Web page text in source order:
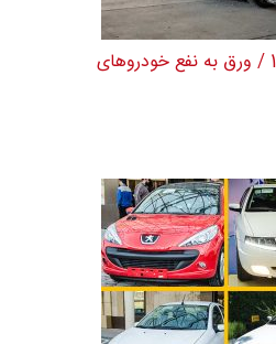
قیمت خودرو امروز 22 تیر 1405 / ورق به نفع خودروهای